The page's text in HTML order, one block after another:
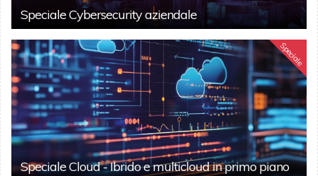
Speciale Cybersecurity aziendale
Speciale
Speciale Cloud - Ibrido e multicloud in primo piano